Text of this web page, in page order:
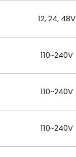
12, 24, 48V
110~240V
110~240V
110~240V